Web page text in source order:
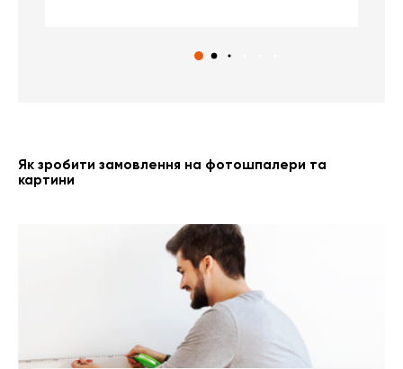
Як зробити замовлення на фотошпалери та
картини